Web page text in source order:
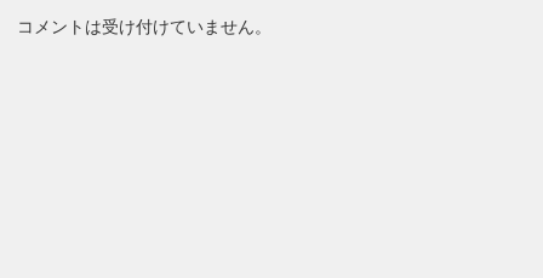
コメントは受け付けていません。